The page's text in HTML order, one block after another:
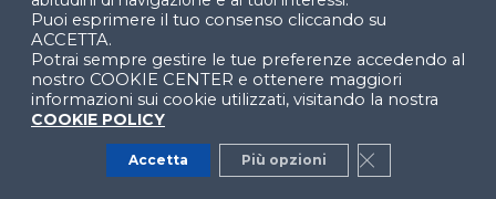
© 2024 Copyright © Politecnico di Milano Dipartimento
di Ingegneria Gestionale
Puoi esprimere il tuo consenso cliccando su
ACCETTA.
Potrai sempre gestire le tue preferenze accedendo al
nostro COOKIE CENTER e ottenere maggiori
informazioni sui cookie utilizzati, visitando la nostra
COOKIE POLICY
Accetta Più opzioni Close GDPR